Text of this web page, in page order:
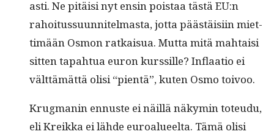
asti. Ne pitäisi nyt ensin pois­taa tästä EU:n
rahoi­tus­su­un­nitel­mas­ta, jot­ta päästäisi­in miet­
timään Osmon ratkaisua. Mut­ta mitä mah­taisi
sit­ten tapah­tua euron kurssille? Inflaa­tio ei
vält­tämät­tä olisi “pien­tä”, kuten Osmo toivoo.
Krug­manin ennuste ei näil­lä näkymin toteudu,
eli Kreik­ka ei lähde euroalueelta. Tämä olisi